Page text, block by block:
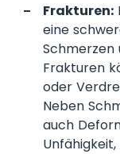
Frakturen:
eine
Schmerzen
Frakturen
oder
Neben
auch